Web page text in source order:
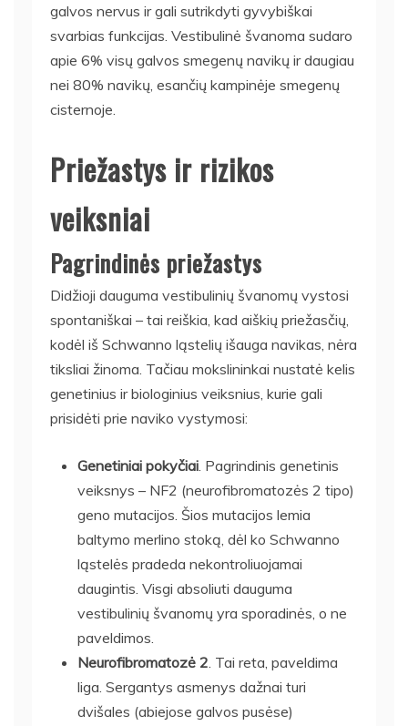
galvos nervus ir gali sutrikdyti gyvybiškai
svarbias funkcijas. Vestibulinė švanoma sudaro
apie 6% visų galvos smegenų navikų ir daugiau
nei 80% navikų, esančių kampinėje smegenų
cisternoje.
Priežastys ir rizikos
veiksniai
Pagrindinės priežastys
Didžioji dauguma vestibulinių švanomų vystosi
spontaniškai – tai reiškia, kad aiškių priežasčių,
kodėl iš Schwanno ląstelių išauga navikas, nėra
tiksliai žinoma. Tačiau mokslininkai nustatė kelis
genetinius ir biologinius veiksnius, kurie gali
prisidėti prie naviko vystymosi:
Genetiniai pokyčiai . Pagrindinis genetinis
veiksnys – NF2 (neurofibromatozės 2 tipo)
geno mutacijos. Šios mutacijos lemia
baltymo merlino stoką, dėl ko Schwanno
ląstelės pradeda nekontroliuojamai
daugintis. Visgi absoliuti dauguma
vestibulinių švanomų yra sporadinės, o ne
paveldimos.
Neurofibromatozė 2 . Tai reta, paveldima
liga. Sergantys asmenys dažnai turi
dvišales (abiejose galvos pusėse)